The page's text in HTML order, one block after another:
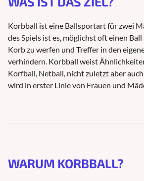
Korbball ist eine Ballsportart für zwei
des Spiels ist es, möglichst oft einen
Korb zu werfen und Treffer in den
verhindern. Korbball weist
Korfball, Netball, nicht zuletzt aber
wird in erster Linie von Frauen und
WARUM KORBBALL?